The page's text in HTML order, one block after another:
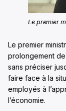
Le premier
Le premier
prolongement
sans préciser
faire face à la
employés à
l’économie.